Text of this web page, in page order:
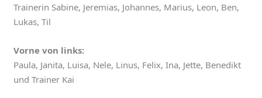
Trainerin Sabine, Jeremias, Johannes, Marius, Leon, Ben,
Lukas, Til
Vorne von links:
Paula, Janita, Luisa, Nele, Linus, Felix, Ina, Jette, Benedikt
und Trainer Kai